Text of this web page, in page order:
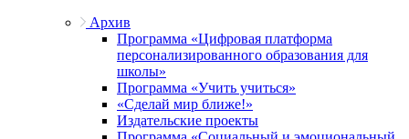
Архив
Программа «Цифровая платформа
персонализированного образования для
школы»
Программа «Учить учиться»
«Сделай мир ближе!»
Издательские проекты